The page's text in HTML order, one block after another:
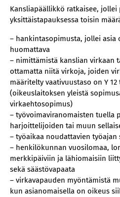
Kansliapäällikkö ratkaisee, jollei
yksittäistapauksessa toisin
– hankintasopimusta, jollei asia
huomattava
– nimittämistä kanslian virkaan
ottamatta niitä virkoja, joiden
määritelty vaativuustaso on Y
(oikeuslaitoksen yleistä
virkaehtosopimus)
– työvoimaviranomaisten tuella
harjoittelijoiden tai muun
– työaikaa noudattavien työajan
– henkilökunnan vuosilomaa,
merkkipäiviin ja lähiomaisiin
sekä säästövapaata
– virkavapauden myöntämistä
kun asianomaisella on oikeus